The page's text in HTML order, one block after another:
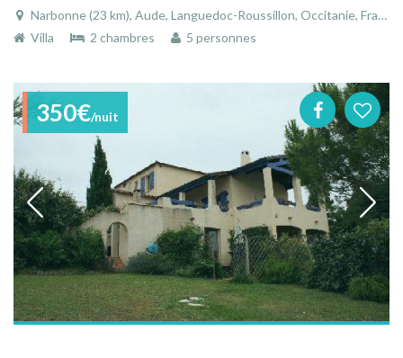
Narbonne (23 km), Aude, Languedoc-Roussillon, Occitanie, France
Villa
2 chambres 5 personnes
350€/nuit